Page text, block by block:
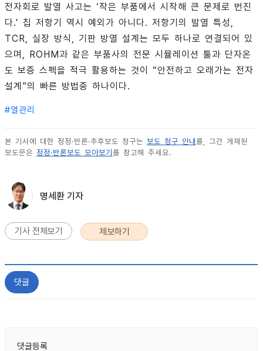
전자회로 발열 사고는 ‘작은 부품에서 시작해 큰 문제로 번진
다.’ 칩 저항기 역시 예외가 아니다. 저항기의 발열 특성,
TCR, 실장 방식, 기판 방열 설계는 모두 하나로 연결되어 있
으며, ROHM과 같은 부품사의 전문 시뮬레이션 툴과 단자온
도 보증 스펙을 적극 활용하는 것이 “안전하고 오래가는 전자
설계”의 빠른 방법중 하나이다.
#열관리
본 기사에 대한 정정·반론·추후보도 청구는 보도 청구 안내를, 그간 게재된
보도문은 정정·반론보도 모아보기를 참고해 주세요.
명세환 기자
기사 전체보기 제보하기
댓글
댓글등록